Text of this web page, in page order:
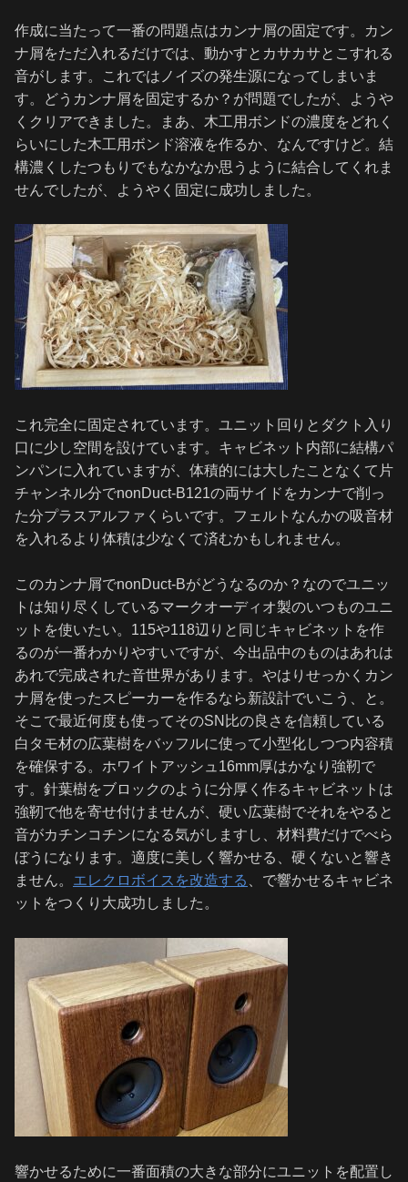
作成に当たって一番の問題点はカンナ屑の固定です。カン
ナ屑をただ入れるだけでは、動かすとカサカサとこすれる
音がします。これではノイズの発生源になってしまいま
す。どうカンナ屑を固定するか？が問題でしたが、ようや
くクリアできました。まあ、木工用ボンドの濃度をどれく
らいにした木工用ボンド溶液を作るか、なんですけど。結
構濃くしたつもりでもなかなか思うように結合してくれま
せんでしたが、ようやく固定に成功しました。
これ完全に固定されています。ユニット回りとダクト入り
口に少し空間を設けています。キャビネット内部に結構パ
ンパンに入れていますが、体積的には大したことなくて片
チャンネル分でnonDuct-B121の両サイドをカンナで削っ
た分プラスアルファくらいです。フェルトなんかの吸音材
を入れるより体積は少なくて済むかもしれません。
このカンナ屑でnonDuct-Bがどうなるのか？なのでユニッ
トは知り尽くしているマークオーディオ製のいつものユニ
ットを使いたい。115や118辺りと同じキャビネットを作
るのが一番わかりやすいですが、今出品中のものはあれは
あれで完成された音世界があります。やはりせっかくカン
ナ屑を使ったスピーカーを作るなら新設計でいこう、と。
そこで最近何度も使ってそのSN比の良さを信頼している
白タモ材の広葉樹をバッフルに使って小型化しつつ内容積
を確保する。ホワイトアッシュ16mm厚はかなり強靭で
す。針葉樹をブロックのように分厚く作るキャビネットは
強靭で他を寄せ付けませんが、硬い広葉樹でそれをやると
音がカチンコチンになる気がしますし、材料費だけでべら
ぼうになります。適度に美しく響かせる、硬くないと響き
ません。 エレクロボイスを改造する 、で響かせるキャビネ
ットをつくり大成功しました。
響かせるために一番面積の大きな部分にユニットを配置し